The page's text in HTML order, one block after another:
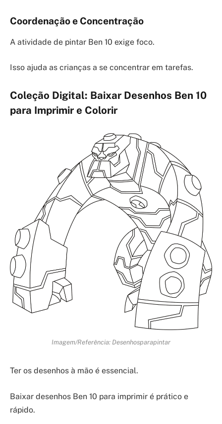
Coordenação e Concentração
A atividade de pintar Ben 10 exige foco.
Isso ajuda as crianças a se concentrar em tarefas.
Coleção Digital: Baixar Desenhos Ben 10
para Imprimir e Colorir
Imagem/Referência: Desenhosparapintar
Ter os desenhos à mão é essencial.
Baixar desenhos Ben 10 para imprimir é prático e
rápido.